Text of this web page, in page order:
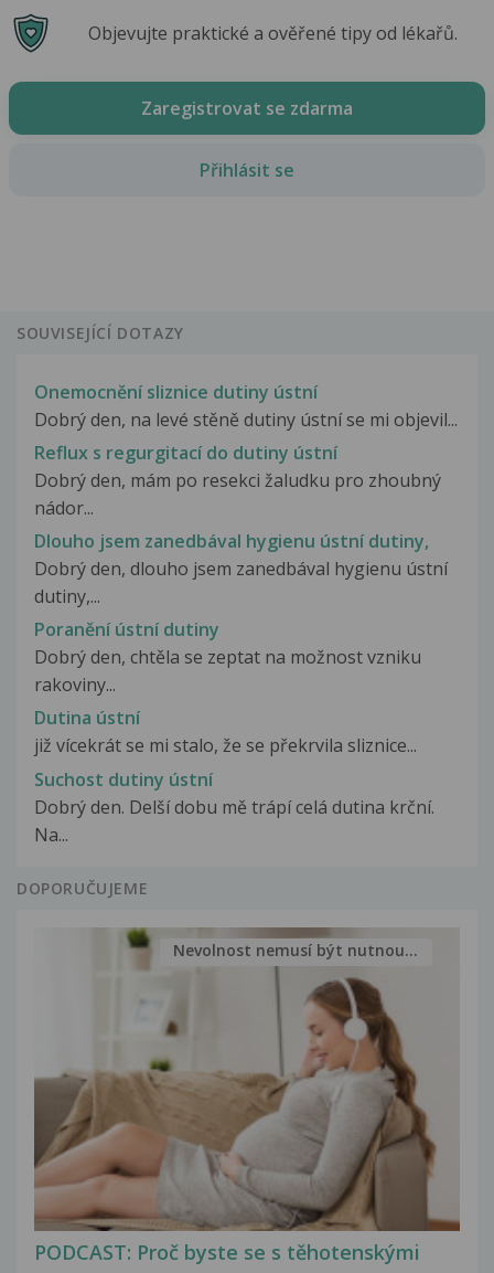
Objevujte praktické a ověřené tipy od lékařů.
Zaregistrovat se zdarma
Přihlásit se
SOUVISEJÍCÍ DOTAZY
Onemocnění sliznice dutiny ústní
Dobrý den, na levé stěně dutiny ústní se mi objevil...
Reflux s regurgitací do dutiny ústní
Dobrý den, mám po resekci žaludku pro zhoubný
nádor...
Dlouho jsem zanedbával hygienu ústní dutiny,
Dobrý den, dlouho jsem zanedbával hygienu ústní
dutiny,...
Poranění ústní dutiny
Dobrý den, chtěla se zeptat na možnost vzniku
rakoviny...
Dutina ústní
již vícekrát se mi stalo, že se překrvila sliznice...
Suchost dutiny ústní
Dobrý den. Delší dobu mě trápí celá dutina krční.
Na...
DOPORUČUJEME
PODCAST: Proč byste se s těhotenskými
Nevolnost nemusí být nutnou...